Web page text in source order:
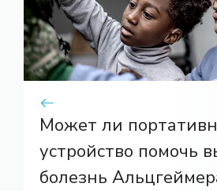
Может ли
устройство помочь
болезнь